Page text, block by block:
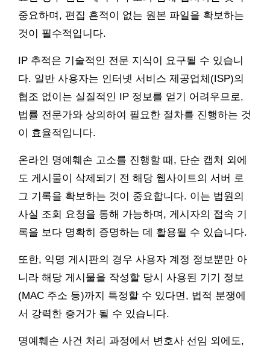
중요하며, 편집 흔적이 없는 원본 파일을 확보하는
것이 필수적입니다.
IP 추적은 기술적인 전문 지식이 요구될 수 있습니
다. 일반 사용자는 인터넷 서비스 제공업체(ISP)의
협조 없이는 실질적인 IP 정보를 얻기 어려우므로,
법률 전문가와 상의하여 필요한 절차를 진행하는 것
이 효율적입니다.
온라인 명예훼손 고소를 진행할 때, 단순 캡처 외에
도 게시물이 삭제되기 전 해당 웹사이트의 서버 로
그 기록을 확보하는 것이 중요합니다. 이는 법원의
사실 조회 요청을 통해 가능하며, 게시자의 접속 기
록을 보다 명확히 증명하는 데 활용될 수 있습니다.
또한, 익명 게시판의 경우 사용자 계정 정보뿐만 아
니라 해당 게시물을 작성할 당시 사용된 기기 정보
(MAC 주소 등)까지 특정할 수 있다면, 법적 분쟁에
서 강력한 증거가 될 수 있습니다.
명예훼손 사건 처리 과정에서 변호사 선임 외에도,